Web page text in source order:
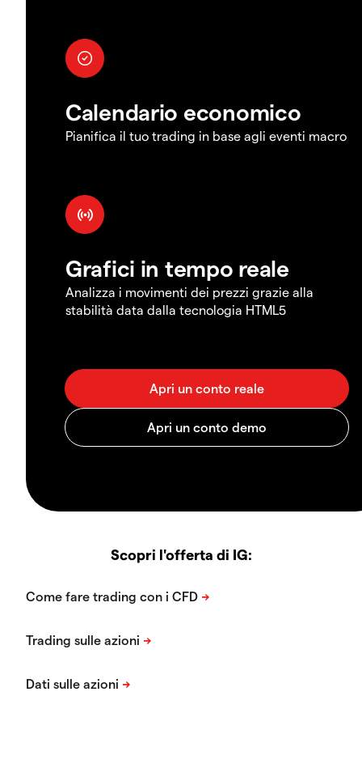
Calendario economico
Pianifica il tuo trading in base agli eventi macro
Grafici in tempo reale
Analizza i movimenti dei prezzi grazie alla
stabilità data dalla tecnologia HTML5
Scopri l'offerta di IG: